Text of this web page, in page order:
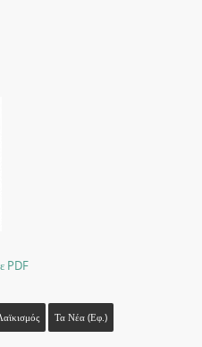
PDF
Τα Νέα (εφ.)